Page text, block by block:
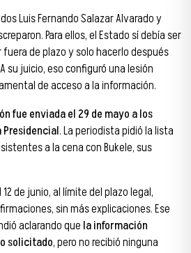
Luis Fernando Salazar Alvarado y
Para ellos, el Estado sí debía ser
de plazo y solo hacerlo después
su juicio, eso configuró una lesión
de acceso a la información.
fue enviada el 29 de mayo a los
Presidencial. La periodista pidió la lista
a la cena con Bukele, sus
de junio, al límite del plazo legal,
sin más explicaciones. Ese
aclarando que la información
solicitado, pero no recibió ninguna